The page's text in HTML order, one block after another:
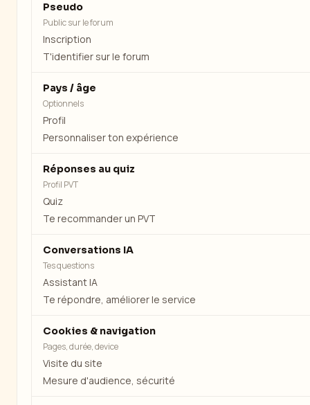
Pseudo
Public sur le forum
Inscription
T'identifier sur le forum
Pays / âge
Optionnels
Profil
Personnaliser ton expérience
Réponses au quiz
Profil PVT
Quiz
Te recommander un PVT
Conversations IA
Tes questions
Assistant IA
Te répondre, améliorer le service
Cookies & navigation
Pages, durée, device
Visite du site
Mesure d'audience, sécurité